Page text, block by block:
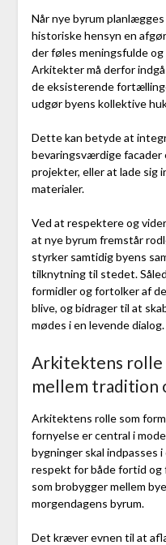
Når nye byrum
historiske hensyn en
der føles meningsfulde
Arkitekter må derfor
de eksisterende
udgør byens kollektive
Dette kan betyde at
bevaringsværdige facader
projekter, eller at lade sig
materialer.
Ved at respektere og
at nye byrum fremstår
styrker samtidig byens
tilknytning til stedet.
formidler og fortolker af
blive, og bidrager til at
mødes i en levende dialog.
Arkitektens rolle
mellem tradition
Arkitektens rolle som
fornyelse er central i
bygninger skal indpasses
respekt for både fortid
som brobygger mellem
morgendagens byrum.
Det kræver evnen til at